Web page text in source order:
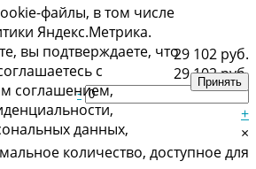
29 102 руб.
29 102 руб.
-
+
×
количество, доступное для
файлы, в том числе
Яндекс.Метрика.
вы подтверждаете, что
с
соглашением,
данных,
Принять